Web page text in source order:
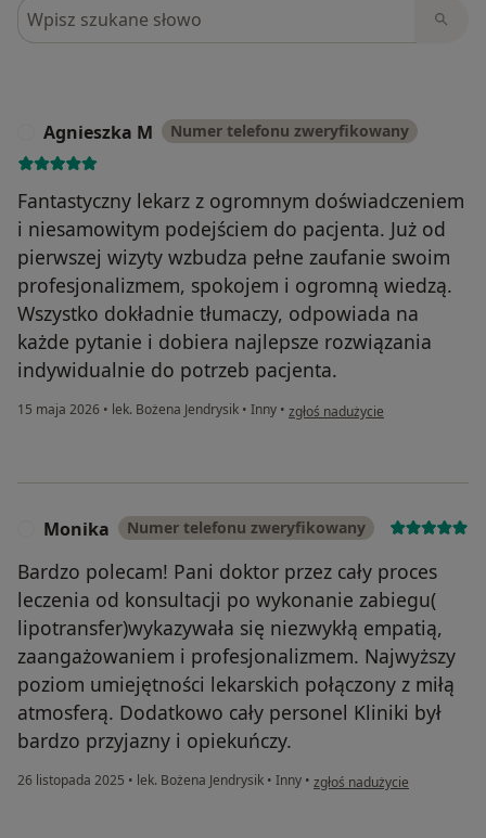
Szukaj w opiniach
Agnieszka M Numer telefonu zweryfikowany
Fantastyczny lekarz z ogromnym doświadczeniem
i niesamowitym podejściem do pacjenta. Już od
pierwszej wizyty wzbudza pełne zaufanie swoim
profesjonalizmem, spokojem i ogromną wiedzą.
Wszystko dokładnie tłumaczy, odpowiada na
każde pytanie i dobiera najlepsze rozwiązania
indywidualnie do potrzeb pacjenta.
15 maja 2026 • lek. Bożena Jendrysik • Inny • w opinii użytkownika Agnieszka
zgłoś nadużycie
Monika Numer telefonu zweryfikowany
Bardzo polecam! Pani doktor przez cały proces
leczenia od konsultacji po wykonanie zabiegu(
lipotransfer)wykazywała się niezwykłą empatią,
zaangażowaniem i profesjonalizmem. Najwyższy
poziom umiejętności lekarskich połączony z miłą
atmosferą. Dodatkowo cały personel Kliniki był
bardzo przyjazny i opiekuńczy.
26 listopada 2025 • lek. Bożena Jendrysik • Inny • w opinii użytkownika Monika
zgłoś nadużycie